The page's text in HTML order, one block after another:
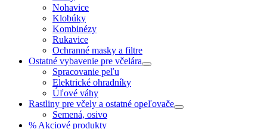
Nohavice
Klobúky
Kombinézy
Rukavice
Ochranné masky a filtre
Ostatné vybavenie pre včelára
Spracovanie peľu
Elektrické ohradníky
Úľové váhy
Rastliny pre včely a ostatné opeľovače
Semená, osivo
% Akciové produkty